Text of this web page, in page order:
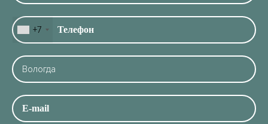
+7